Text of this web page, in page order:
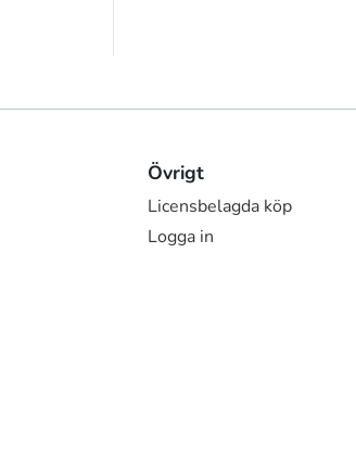
Övrigt
Licensbelagda köp
Logga in